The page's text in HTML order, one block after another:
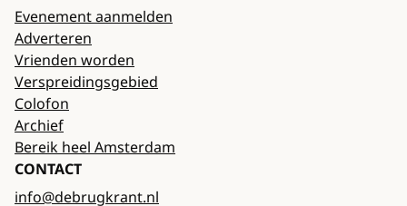
Evenement aanmelden
Adverteren
Vrienden worden
Verspreidingsgebied
Colofon
Archief
Bereik heel Amsterdam
CONTACT
info@debrugkrant.nl